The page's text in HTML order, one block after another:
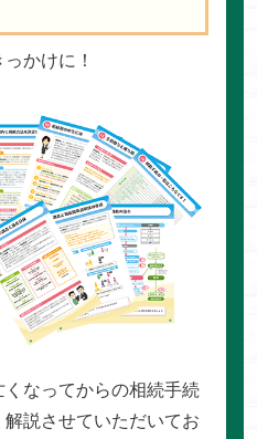
かけに！
なってからの相続手続
説させていただいてお